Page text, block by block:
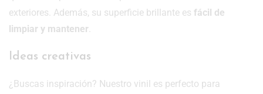
exteriores. Además, su superficie brillante es fácil de
limpiar y mantener
Ideas creativas
¿Buscas inspiración? Nuestro vinil es perfecto para